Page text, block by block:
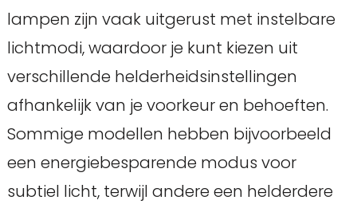
lampen zijn vaak uitgerust met instelbare
lichtmodi, waardoor je kunt kiezen uit
verschillende helderheidsinstellingen
afhankelijk van je voorkeur en behoeften.
Sommige modellen hebben bijvoorbeeld
een energiebesparende modus voor
subtiel licht, terwijl andere een helderdere